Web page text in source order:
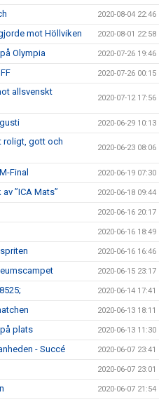
2020-08-04 22:46
mot Höllviken 2020-08-01 22:58
Olympia 2020-07-26 19:46
2020-07-26 00:15
allsvenskt
2020-07-12 17:56
2020-06-29 10:13
roligt, gott och
2020-06-23 08:06
Final 2020-06-19 07:30
”ICA Mats” 2020-06-18 09:44
2020-06-16 20:17
2020-06-16 18:49
2020-06-16 16:46
2020-06-15 23:17
2020-06-14 17:41
2020-06-13 18:11
plats 2020-06-13 11:30
- Succé 2020-06-07 23:41
2020-06-07 23:01
2020-06-07 21:54